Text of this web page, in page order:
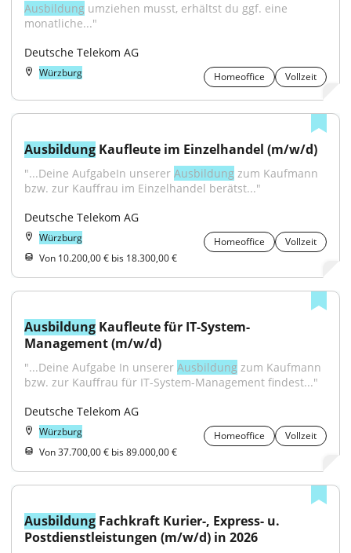
Ausbildung umziehen musst, erhältst du ggf. eine
monatliche..."
Deutsche Telekom AG
Würzburg Homeoffice Vollzeit
Ausbildung Kaufleute im Einzelhandel (m/w/d)
"...Deine AufgabeIn unserer Ausbildung zum Kaufmann
bzw. zur Kauffrau im Einzelhandel berätst..."
Deutsche Telekom AG
Würzburg Homeoffice
Vollzeit
Von 10.200,00 € bis 18.300,00 €
Ausbildung Kaufleute für IT-System-
Management (m/w/d)
"...Deine Aufgabe In unserer Ausbildung zum Kaufmann
bzw. zur Kauffrau für IT-System-Management findest..."
Deutsche Telekom AG
Würzburg Homeoffice
Vollzeit
Von 37.700,00 € bis 89.000,00 €
Ausbildung Fachkraft Kurier-, Express- u.
Postdienstleistungen (m/w/d) in 2026